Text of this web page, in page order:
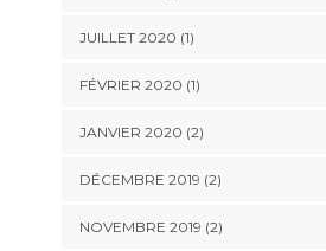
JUILLET 2020 (1)
FÉVRIER 2020 (1)
JANVIER 2020 (2)
DÉCEMBRE 2019 (2)
NOVEMBRE 2019 (2)